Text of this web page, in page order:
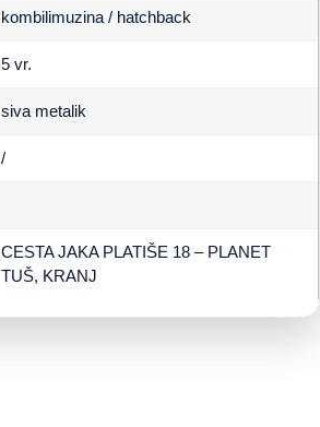
kombilimuzina / hatchback
5 vr.
siva metalik
/
CESTA JAKA PLATIŠE 18 – PLANET
TUŠ, KRANJ